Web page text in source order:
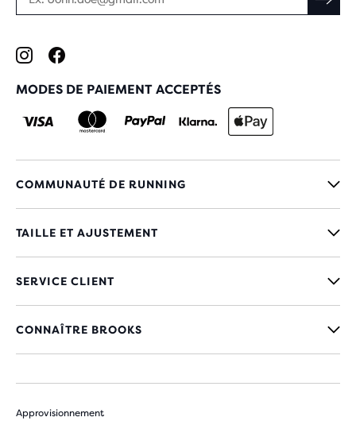
MODES DE PAIEMENT ACCEPTÉS
COMMUNAUTÉ DE RUNNING
TAILLE ET AJUSTEMENT
SERVICE CLIENT
CONNAÎTRE BROOKS
Approvisionnement